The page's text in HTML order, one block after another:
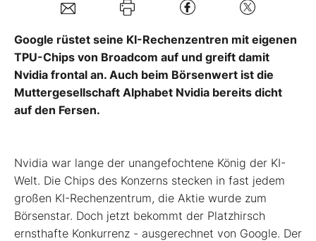
Kontakt
Google rüstet seine KI-Rechenzentren mit eigenen
TPU-Chips von Broadcom auf und greift damit
Nvidia frontal an. Auch beim Börsenwert ist die
Muttergesellschaft Alphabet Nvidia bereits dicht
auf den Fersen.
Nvidia war lange der unangefochtene König der KI-
Welt. Die Chips des Konzerns stecken in fast jedem
großen KI-Rechenzentrum, die Aktie wurde zum
Börsenstar. Doch jetzt bekommt der Platzhirsch
ernsthafte Konkurrenz - ausgerechnet von Google. Der